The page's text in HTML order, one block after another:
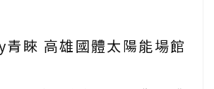
睞 高雄國體太陽能場館